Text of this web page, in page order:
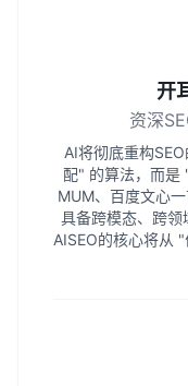
开
资深
AI将彻底重构
配" 的算法，而是
MUM、百度文心
具备跨模态、跨领
AISEO的核心将从